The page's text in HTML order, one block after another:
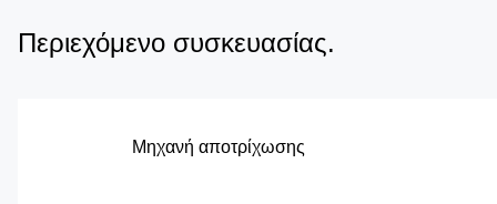
Περιεχόμενο συσκευασίας.
Μηχανή αποτρίχωσης